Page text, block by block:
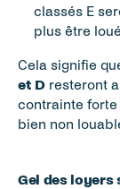
classés E
plus être
Cela signifie
et D resteront
contrainte forte
bien non
Gel des loyers